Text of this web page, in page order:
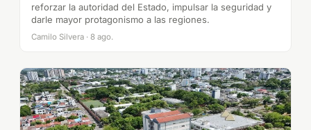
reforzar la autoridad del Estado, impulsar la seguridad y
darle mayor protagonismo a las regiones.
Camilo Silvera · 8 ago.